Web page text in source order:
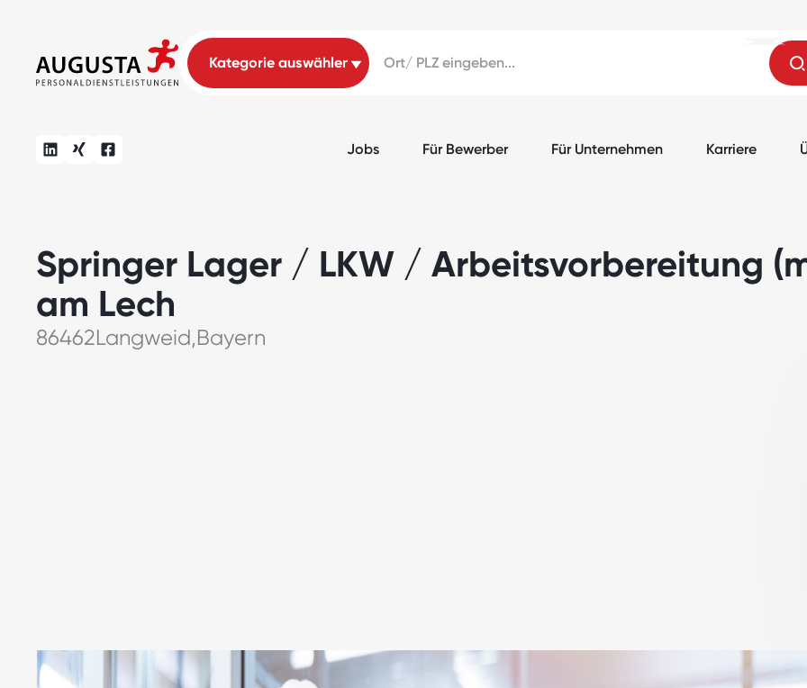
Jobs Für Bewerber Für Unternehmen Karriere
Springer Lager / LKW / Arbeitsvorbereitung
am Lech
86462Langweid,Bayern